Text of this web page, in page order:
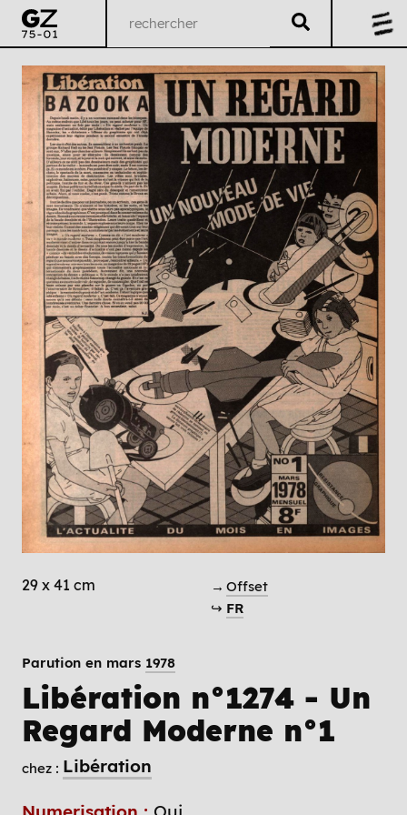
29 x 41 cm → Offset
↪ FR
Parution en mars 1978
Libération n°1274 - Un
Regard Moderne n°1
chez : Libération